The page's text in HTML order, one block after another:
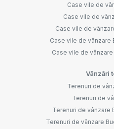
Case vile de
Case vile de
Case vile de
Case vile de vânzare
Case vile de
Vânzări
Terenuri de
Terenuri de
Terenuri de vânzare
Terenuri de vânzare